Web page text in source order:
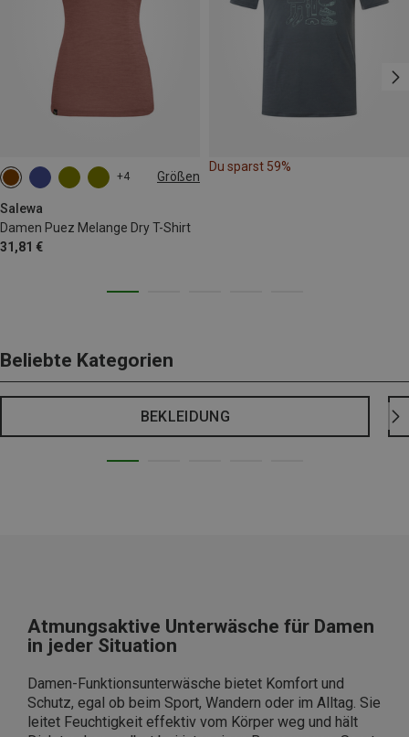
+4 Größen
Salewa
Damen Puez Melange Dry T-Shirt
31,81 €
XS S M
XXL
Du sparst 59%
Beliebte Kategorien
BEKLEIDUNG
Atmungsaktive Unterwäsche für Damen
in jeder Situation
Damen-Funktionsunterwäsche bietet Komfort und
Schutz, egal ob beim Sport, Wandern oder im Alltag. Sie
leitet Feuchtigkeit effektiv vom Körper weg und hält